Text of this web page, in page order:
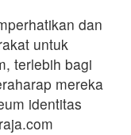
dan
untuk
terlebih bagi
mereka
identitas